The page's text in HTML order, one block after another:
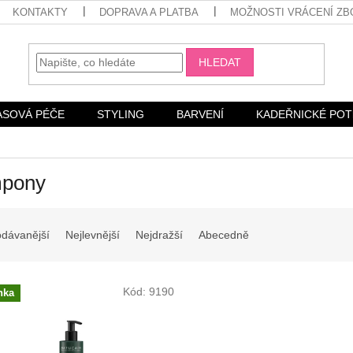
KONTAKTY DOPRAVA A PLATBA MOŽNOSTI VRÁCENÍ
HLEDAT
PÉČE STYLING BARVENÍ KADEŘNICKÉ
Nejlevnější Nejdražší Abecedně
Kód: 9190